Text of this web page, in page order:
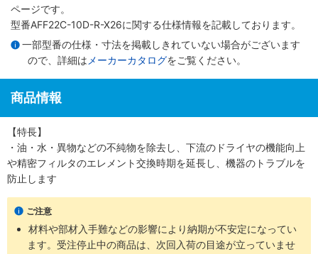
ページです。
型番AFF22C-10D-R-X26に関する仕様情報を記載しております。
一部型番の仕様・寸法を掲載しきれていない場合がございます
ので、詳細は メーカーカタログをご覧ください。
商品情報
【特長】
・油・水・異物などの不純物を除去し、下流のドライヤの機能向上
や精密フィルタのエレメント交換時期を延長し、機器のトラブルを
防止します
ご注意
材料や部材入手難などの影響により納期が不安定になってい
ます。受注停止中の商品は、次回入荷の目途が立っていませ